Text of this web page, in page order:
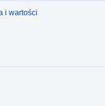
i wartości